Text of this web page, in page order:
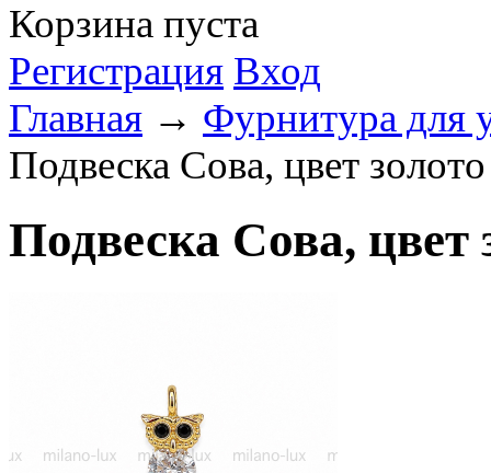
Корзина пуста
Регистрация Вход
Главная → Фурнитура для
Подвеска Сова, цвет золото
Подвеска Сова, цвет